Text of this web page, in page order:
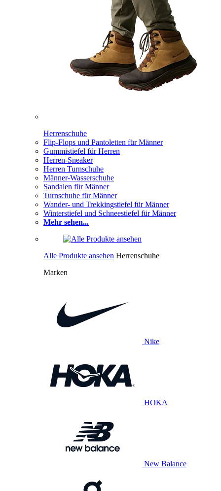
Herrenschuhe
Flip-Flops und Pantoletten für Männer
Gummistiefel für Herren
Herren-Sneaker
Herren Turnschuhe
Männer-Wasserschuhe
Sandalen für Männer
Turnschuhe für Männer
Wander- und Trekkingstiefel für Männer
Winterstiefel und Schneestiefel für Männer
Mehr sehen...
Alle Produkte ansehen Herrenschuhe
Marken
Nike
HOKA
New Balance